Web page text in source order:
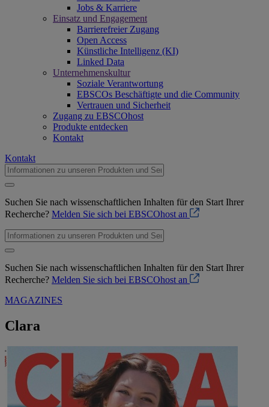
Jobs & Karriere
Einsatz und Engagement
Barrierefreier Zugang
Open Access
Künstliche Intelligenz (KI)
Linked Data
Unternehmenskultur
Soziale Verantwortung
EBSCOs Beschäftigte und die Community
Vertrauen und Sicherheit
Zugang zu EBSCOhost
Produkte entdecken
Kontakt
Kontakt
Suchen Sie nach wissenschaftlichen Inhalten für den Start Ihrer
Recherche? Melden Sie sich bei EBSCOhost an
Suchen Sie nach wissenschaftlichen Inhalten für den Start Ihrer
Recherche? Melden Sie sich bei EBSCOhost an
MAGAZINES
Clara